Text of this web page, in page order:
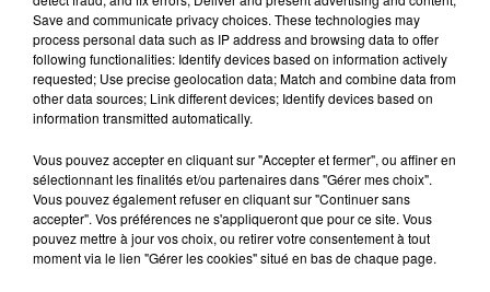
23 juillet 2026
INCENDIE MORTEL À LENS : UNE FEMME ET
SON BÉBÉ ENTRE LA VIE ET LA...
Un homme s'est immolé par le feu après avoir
aspergé sa compagne et leur bébé de trois mois
d'un liquide inflammable.
Save and communicate privacy choices. These technologies may
process personal data such as IP address and browsing data to offer
following functionalities: Identify devices based on information actively
requested; Use precise geolocation data; Match and combine data from
other data sources; Link different devices; Identify devices based on
information transmitted automatically.
Vous pouvez accepter en cliquant sur "Accepter et fermer", ou affiner en
sélectionnant les finalités et/ou partenaires dans "Gérer mes choix".
Vous pouvez également refuser en cliquant sur "Continuer sans
accepter". Vos préférences ne s'appliqueront que pour ce site. Vous
pouvez mettre à jour vos choix, ou retirer votre consentement à tout
moment via le lien "Gérer les cookies" situé en bas de chaque page.